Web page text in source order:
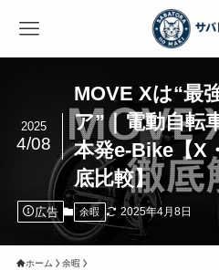
MOVE Xは“最
ア”｜電動自転
本発e-Bike【X
底比較】
2025
4/08
広告 余暇 2025年4月8日
ホーム 余暇